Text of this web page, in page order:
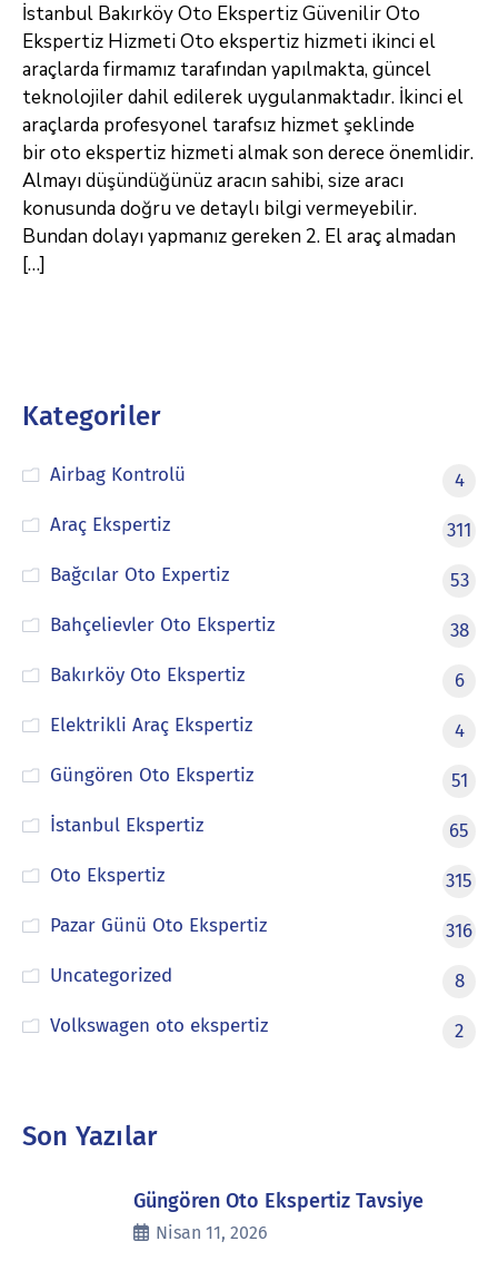
İstanbul Bakırköy Oto Ekspertiz Güvenilir Oto
Ekspertiz Hizmeti Oto ekspertiz hizmeti ikinci el
araçlarda firmamız tarafından yapılmakta, güncel
teknolojiler dahil edilerek uygulanmaktadır. İkinci el
araçlarda profesyonel tarafsız hizmet şeklinde
bir oto ekspertiz hizmeti almak son derece önemlidir.
Almayı düşündüğünüz aracın sahibi, size aracı
konusunda doğru ve detaylı bilgi vermeyebilir.
Bundan dolayı yapmanız gereken 2. El araç almadan
[…]
Kategoriler
Airbag Kontrolü
4
Araç Ekspertiz
311
Bağcılar Oto Expertiz
53
Bahçelievler Oto Ekspertiz
38
Bakırköy Oto Ekspertiz
6
Elektrikli Araç Ekspertiz
4
Güngören Oto Ekspertiz
51
İstanbul Ekspertiz
65
Oto Ekspertiz
315
Pazar Günü Oto Ekspertiz
316
Uncategorized
8
Volkswagen oto ekspertiz
2
Son Yazılar
Güngören Oto Ekspertiz Tavsiye
Nisan 11, 2026